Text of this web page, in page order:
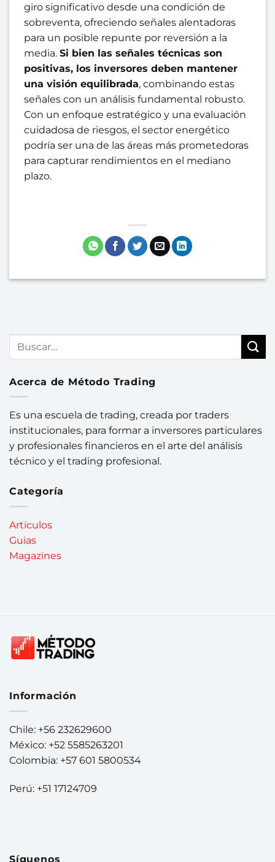
giro significativo desde una condición de
sobreventa, ofreciendo señales alentadoras
para un posible repunte por reversión a la
media. Si bien las señales técnicas son
positivas, los inversores deben mantener
una visión equilibrada, combinando estas
señales con un análisis fundamental robusto.
Con un enfoque estratégico y una evaluación
cuidadosa de riesgos, el sector energético
podría ser una de las áreas más prometedoras
para capturar rendimientos en el mediano
plazo.
Acerca de Método Trading
Es una escuela de trading, creada por traders
institucionales, para formar a inversores particulares
y profesionales financieros en el arte del análisis
técnico y el trading profesional.
Categoría
Artículos
Guias
Magazines
Información
Chile: +56 232629600
México: +52 5585263201
Colombia: +57 601 5800534
Perú: +51 17124709
Síguenos